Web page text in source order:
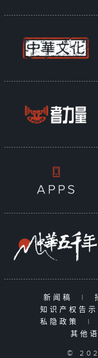
新闻稿 |
知识产权告示
私隐政策
|
其他
©